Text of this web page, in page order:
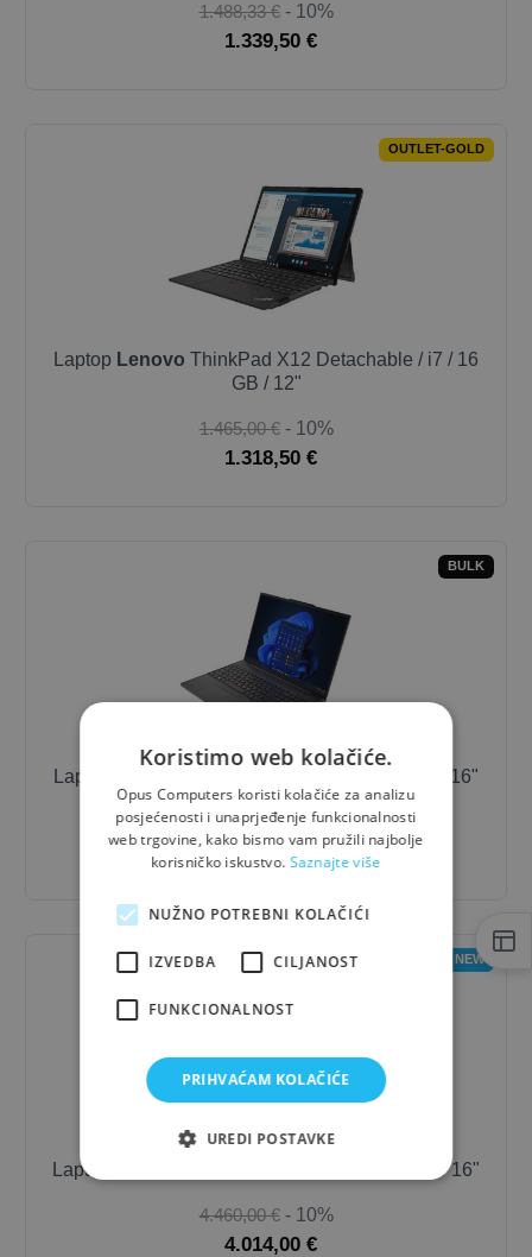
1.488,33 € - 10%
1.339,50 €
OUTLET-GOLD
Laptop Lenovo ThinkPad X12 Detachable / i7 / 16
GB / 12"
1.465,00 € - 10%
1.318,50 €
BULK
Laptop Thinkpad E16 G1 / i7 / 16 GB / 16"
1.095,00 € - 10%
985,50 €
NEW
Laptop ThinkPad P16 G2 / i7 / 64 GB / 16"
4.460,00 € - 10%
4.014,00 €
Koristimo web kolačiće.
Opus Computers koristi kolačiće za analizu
posjećenosti i unaprjeđenje funkcionalnosti
web trgovine, kako bismo vam pružili najbolje
korisničko iskustvo. Saznajte više
NUŽNO POTREBNI KOLAČIĆI
IZVEDBA CILJANOST
FUNKCIONALNOST
PRIHVAĆAM KOLAČIĆE
UREDI POSTAVKE